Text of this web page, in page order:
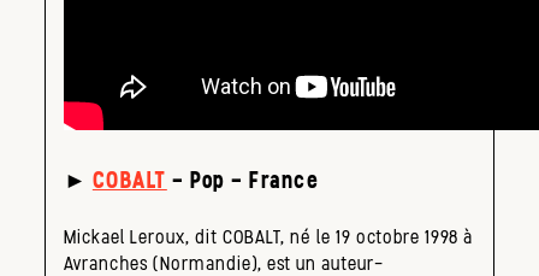
► COBALT – Pop – France
Mickael Leroux, dit COBALT, né le 19 octobre 1998 à
Avranches (Normandie), est un auteur-